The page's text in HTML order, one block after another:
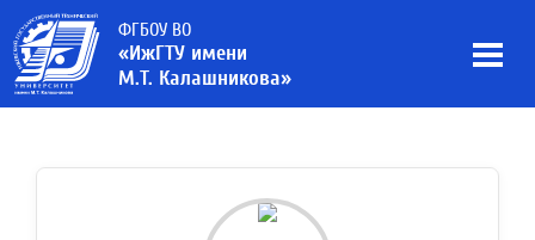
ФГБОУ ВО
«ИжГТУ имени
М.Т. Калашникова»